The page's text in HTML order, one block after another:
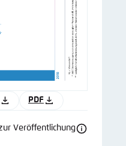
PDF
Veröffentlichung